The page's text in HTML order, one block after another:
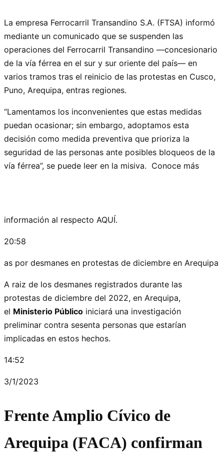
La empresa Ferrocarril Transandino S.A. (FTSA) informó
mediante un comunicado que se suspenden las
operaciones del Ferrocarril Transandino —concesionario
de la vía férrea en el sur y sur oriente del país— en
varios tramos tras el reinicio de las protestas en Cusco,
Puno, Arequipa, entras regiones.
“Lamentamos los inconvenientes que estas medidas
puedan ocasionar; sin embargo, adoptamos esta
decisión como medida preventiva que prioriza la
seguridad de las personas ante posibles bloqueos de la
vía férrea”, se puede leer en la misiva. Conoce más
información al respecto AQUÍ.
20:58
as por desmanes en protestas de diciembre en Arequipa
A raiz de los desmanes registrados durante las
protestas de diciembre del 2022, en Arequipa,
el Ministerio Público iniciará una investigación
preliminar contra sesenta personas que estarían
implicadas en estos hechos.
14:52
3/1/2023
Frente Amplio Cívico de
Arequipa (FACA) confirman